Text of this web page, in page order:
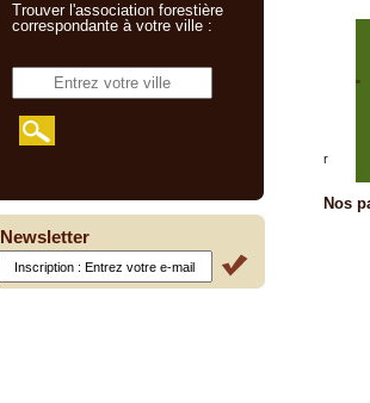
"
r
Nos
Trouver l'association forestière
correspondante à votre ville :
Newsletter